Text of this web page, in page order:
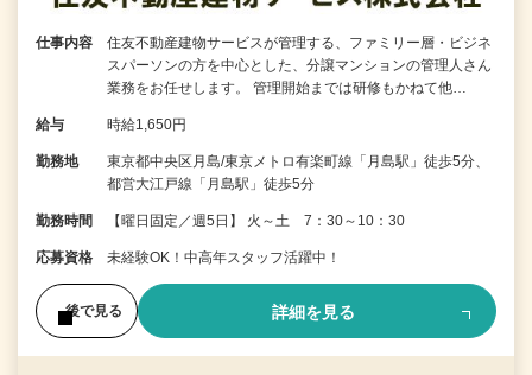
仕事内容
住友不動産建物サービスが管理する、ファミリー層・ビジネ
スパーソンの方を中心とした、分譲マンションの管理人さん
業務をお任せします。 管理開始までは研修もかねて他…
給与 時給1,650円
勤務地
東京都中央区月島/東京メトロ有楽町線「月島駅」徒歩5分、
都営大江戸線「月島駅」徒歩5分
勤務時間 【曜日固定／週5日】 火～土 7：30～10：30
応募資格 未経験OK！中高年スタッフ活躍中！
後で見る 詳細を見る